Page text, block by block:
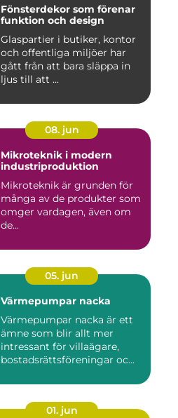
Fönsterdekor som förenar
funktion och design
Glaspartier i butiker, kontor
och offentliga miljöer har
gått från att bara släppa in
ljus till att ...
08. jun
Mikroteknik i modern
industriproduktion
Mikroteknik är grunden för
många av de produkter som
omger vardagen, även om
de...
05. jun
Värmepumpar nacka
Värmepumpar nacka är ett
ämne som blir allt mer
intressant för villaägare,
bostadsrättsföreningar oc...
01. jun